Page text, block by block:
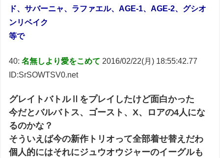
ド、サバーニャ、ラファエル、AGE-1、AGE-2、グシオ
ンリベイク
等で
40:名無しより愛をこめて 2016/02/22(月) 18:55:42.77
ID:SrSOWTSV0.net
グレイトバトルⅡをプレイしたけど面白かった
今だとバルバトス、ゴースト、X、ロアの4人にな
るのかな？
そういえば今の新作トリオって全部着せ替えだわ
個人的にはそれにジュウオウジャーのイーグルも